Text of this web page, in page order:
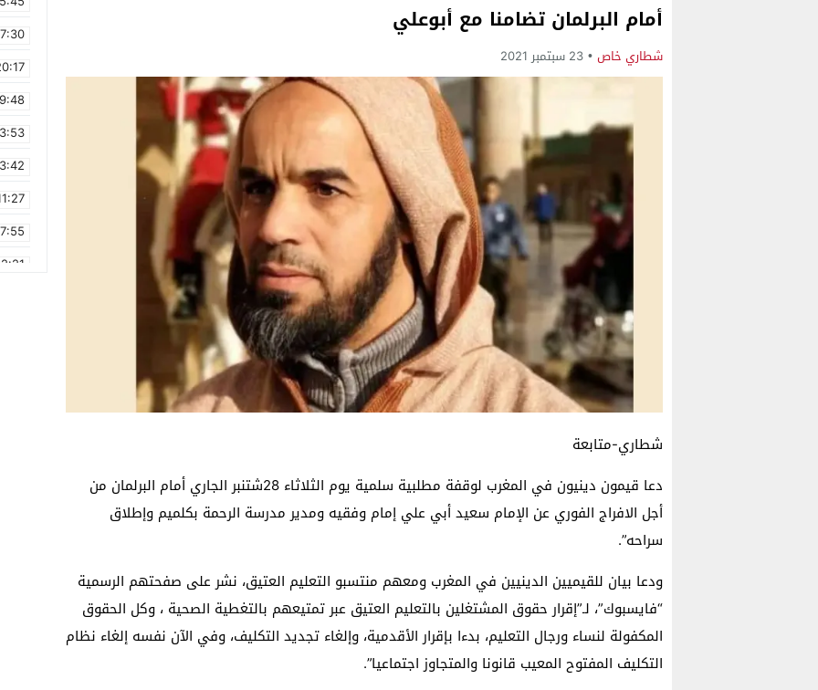
أمام البرلمان تضامنا مع أبوعلي
شطاري خاص 23 سبتمبر 2021
شطاري-متابعة
دعا قيمون دينيون في المغرب لوقفة مطلبية سلمية يوم الثلاثاء 28شتنبر الجاري أمام البرلمان من
أجل الافراج الفوري عن الإمام سعيد أبي علي إمام وفقيه ومدير مدرسة الرحمة بكلميم وإطلاق
سراحه”.
ودعا بيان للقيميين الدينيين في المغرب ومعهم منتسبو التعليم العتيق، نشر على صفحتهم الرسمية
“فايسبوك”، لـ”إقرار حقوق المشتغلين بالتعليم العتيق عبر تمتيعهم بالتغطية الصحية ، وكل الحقوق
المكفولة لنساء ورجال التعليم، بدءا بإقرار الأقدمية، وإلغاء تجديد التكليف، وفي الآن نفسه إلغاء نظام
التكليف المفتوح المعيب قانونا والمتجاوز اجتماعيا”.